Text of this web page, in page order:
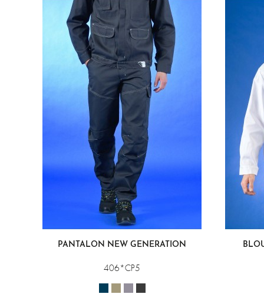
PANTALON NEW GENERATION
406*CP5